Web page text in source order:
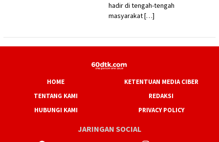
hadir di tengah-tengah
masyarakat […]
HOME
KETENTUAN MEDIA CIBER
TENTANG KAMI
REDAKSI
HUBUNGI KAMI
PRIVACY POLICY
JARINGAN SOCIAL